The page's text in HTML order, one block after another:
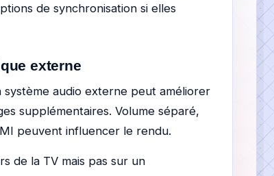
de synchronisation si elles
externe
audio externe peut améliorer
supplémentaires. Volume séparé,
peuvent influencer le rendu.
de la TV mais pas sur un